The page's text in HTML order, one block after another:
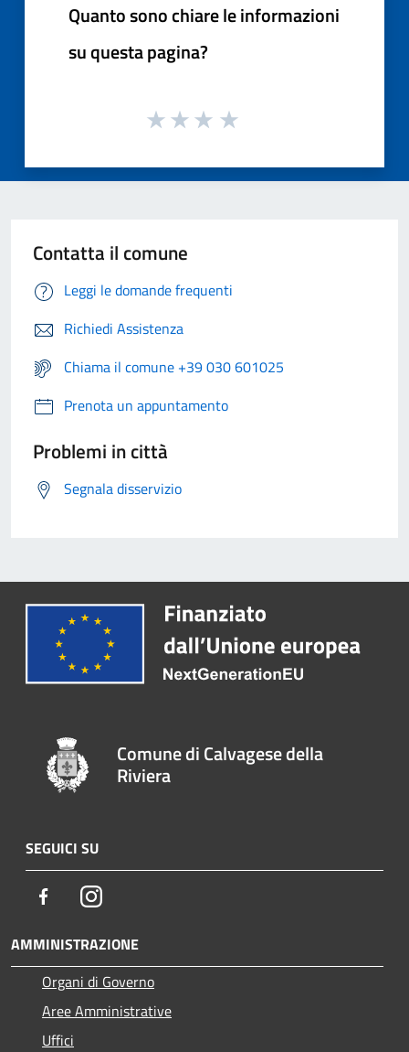
Quanto sono chiare le informazioni
su questa pagina?
Contatta il comune
Leggi le domande frequenti
Richiedi Assistenza
Chiama il comune +39 030 601025
Prenota un appuntamento
Problemi in città
Segnala disservizio
Comune di Calvagese della
Riviera
SEGUICI SU
FacebookInstagram
AMMINISTRAZIONE
Organi di Governo
Aree Amministrative
Uffici